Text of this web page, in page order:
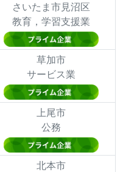
さいたま市見沼区
教育，学習支援業
草加市
サービス業
上尾市
公務
北本市